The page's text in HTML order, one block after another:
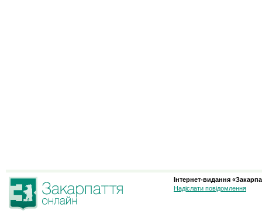
Інтернет-видання
Надіслати повідомлення